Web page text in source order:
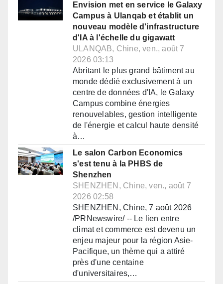
Envision met en service le Galaxy
Campus à Ulanqab et établit un
nouveau modèle d'infrastructure
d'IA à l'échelle du gigawatt
ULANQAB, Chine, ven., août 7
2026 03:13
Abritant le plus grand bâtiment au
monde dédié exclusivement à un
centre de données d'IA, le Galaxy
Campus combine énergies
renouvelables, gestion intelligente
de l'énergie et calcul haute densité
à…
Le salon Carbon Economics
s'est tenu à la PHBS de
Shenzhen
SHENZHEN, Chine, ven., août 7
2026 02:58
SHENZHEN, Chine, 7 août 2026
/PRNewswire/ -- Le lien entre
climat et commerce est devenu un
enjeu majeur pour la région Asie-
Pacifique, un thème qui a attiré
près d'une centaine
d'universitaires,…